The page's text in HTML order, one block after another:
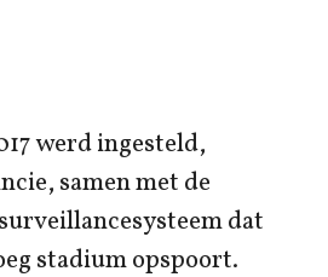
werd ingesteld,
samen met de
dat
stadium opspoort.